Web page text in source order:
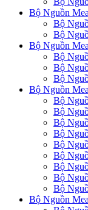
Bộ Nguồn
Bộ
Bộ
Bộ Nguồn
Bộ
Bộ
Bộ
Bộ Nguồn
Bộ
Bộ
Bộ
Bộ
Bộ
Bộ
Bộ
Bộ
Bộ
Bộ Nguồn